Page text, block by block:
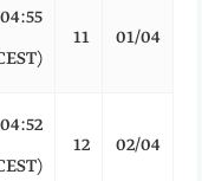
01/04
11
04:55
(CEST)
02/04
12
04:52
(CEST)